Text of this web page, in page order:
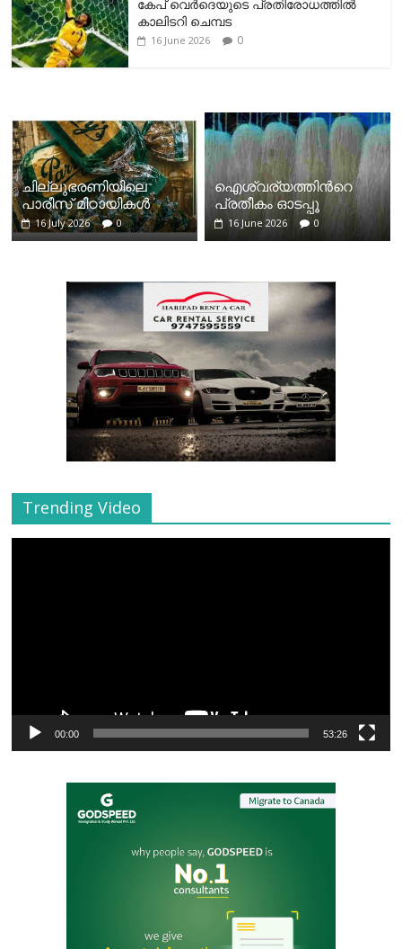
കേപ് വെര്‍ദെയുടെ പ്രതിരോധത്തില്‍
കാലിടറി ചെമ്പട
16 June 2026 0
ചില്ലുഭരണിയിലെ
പാരീസ് മിഠായികള്‍
16 July 2026 0
ഐശ്വര്യത്തിന്‍റെ
പ്രതീകം ഓടപ്പൂ
16 June 2026 0
Trending Video
00:00 53:26